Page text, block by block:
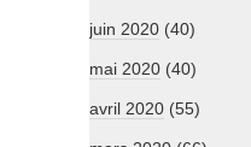
juin 2020 (40)
mai 2020 (40)
avril 2020 (55)